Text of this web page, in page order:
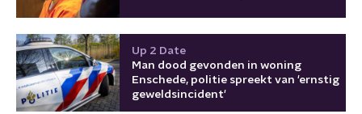
Up 2 Date
Man dood gevonden in woning
Enschede, politie spreekt van 'ernstig
geweldsincident'